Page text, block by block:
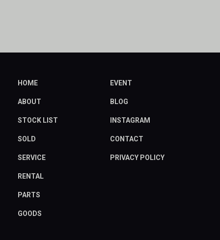
HOME
ABOUT
STOCK LIST
SOLD
SERVICE
RENTAL
PARTS
GOODS
EVENT
BLOG
INSTAGRAM
CONTACT
PRIVACY POLICY